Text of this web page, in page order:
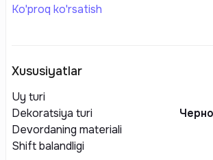
линии и современные элементы дизайна, что
Ko'proq ko'rsatish
Xususiyatlar
Uy turi
Dekoratsiya turi
Devordaning materiali
Shift balandligi